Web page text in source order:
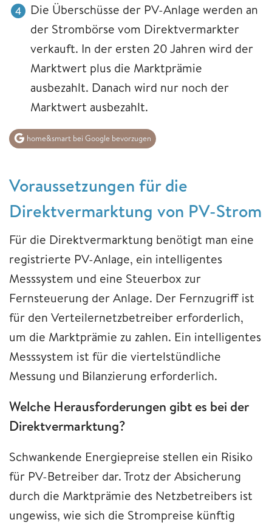
Die Überschüsse der PV-Anlage werden an
der Strombörse vom Direktvermarkter
verkauft. In der ersten 20 Jahren wird der
Marktwert plus die Marktprämie
ausbezahlt. Danach wird nur noch der
Marktwert ausbezahlt.
home&smart bei Google bevorzugen
Voraussetzungen für die
Direktvermarktung von PV-Strom
Für die Direktvermarktung benötigt man eine
registrierte PV-Anlage, ein intelligentes
Messsystem und eine Steuerbox zur
Fernsteuerung der Anlage. Der Fernzugriff ist
für den Verteilernetzbetreiber erforderlich,
um die Marktprämie zu zahlen. Ein intelligentes
Messsystem ist für die viertelstündliche
Messung und Bilanzierung erforderlich.
Welche Herausforderungen gibt es bei der
Direktvermarktung?
Schwankende Energiepreise stellen ein Risiko
für PV-Betreiber dar. Trotz der Absicherung
durch die Marktprämie des Netzbetreibers ist
ungewiss, wie sich die Strompreise künftig